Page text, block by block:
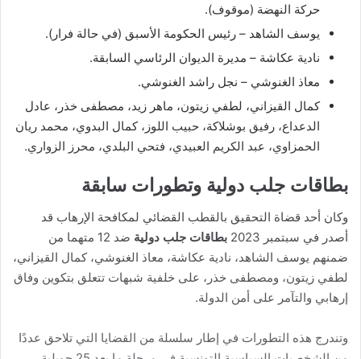
حركة النهضة (موقوف).
يوسف الشاهد – رئيس الحكومة الأسبق (في حالة فرار).
نادية عكاشة – مديرة الديوان الرئاسي السابقة.
معاذ الغنوشي – نجل راشد الغنوشي.
كمال القيزاني، لطفي زيتون، ماهر زيد، مصطفى خذر، عادل
الدعداع، رفيق بوشلاكة، حبيب اللوز، كمال البدوي، محمد ريان
الحمزاوي، عبد الكريم العبيدي، فتحي البلدي، محرز الزواري.
بطاقات جلب دولية وتطورات سابقة
وكان أحد قضاة التحقيق بالقطب القضائي لمكافحة الإرهاب قد
أصدر في سبتمبر 2023
بطاقات جلب دولية
ضد 12 متهما من
ضمنهم يوسف الشاهد، نادية عكاشة، معاذ الغنوشي، كمال القيزاني،
لطفي زيتون، ومصطفى خذر، على خلفية شبهات تتعلق بتكوين وفاق
إرهابي والتآمر على أمن الدولة.
وتندرج هذه التطورات في إطار سلسلة من القضايا التي تلاحق عددًا